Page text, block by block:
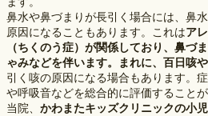
鼻水や鼻づまりが長引く場合には、鼻
原因になることもあります。これはア
（ちくのう症）が関係しており、鼻づ
ゃみなどを伴います。まれに、百日咳
引く咳の原因になる場合もあります。
や呼吸音などを総合的に評価することが
当院、 かわまたキッズクリニックの小